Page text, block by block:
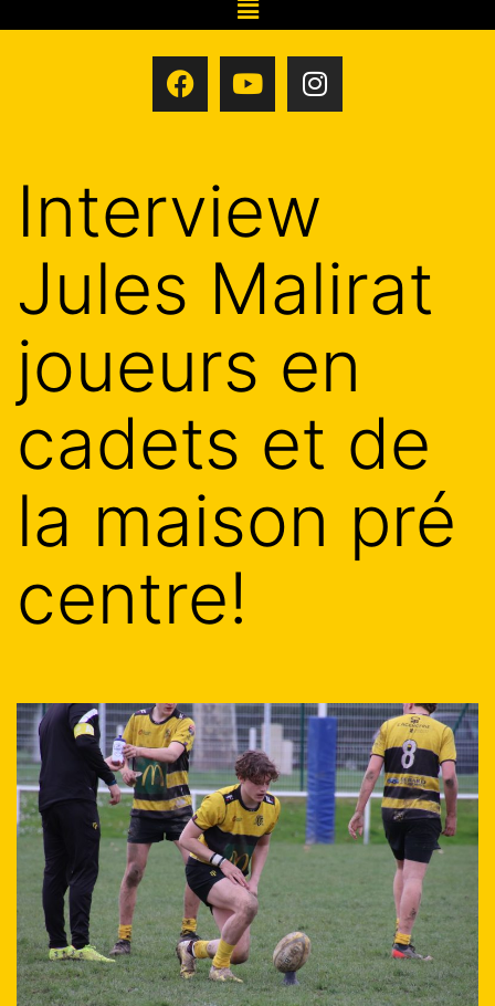
Interview
Jules Malirat
joueurs en
cadets et de
la maison pré
centre!